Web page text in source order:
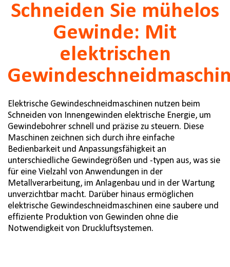
Schneiden Sie mühelos
Gewinde: Mit
elektrischen
Elektrische Gewindeschneidmaschinen nutzen beim
Schneiden von Innengewinden elektrische Energie, um
Gewindebohrer schnell und präzise zu steuern. Diese
Maschinen zeichnen sich durch ihre einfache
Bedienbarkeit und Anpassungsfähigkeit an
unterschiedliche Gewindegrößen und -typen aus, was sie
für eine Vielzahl von Anwendungen in der
Metallverarbeitung, im Anlagenbau und in der Wartung
unverzichtbar macht. Darüber hinaus ermöglichen
elektrische Gewindeschneidmaschinen eine saubere und
effiziente Produktion von Gewinden ohne die
Notwendigkeit von Druckluftsystemen.